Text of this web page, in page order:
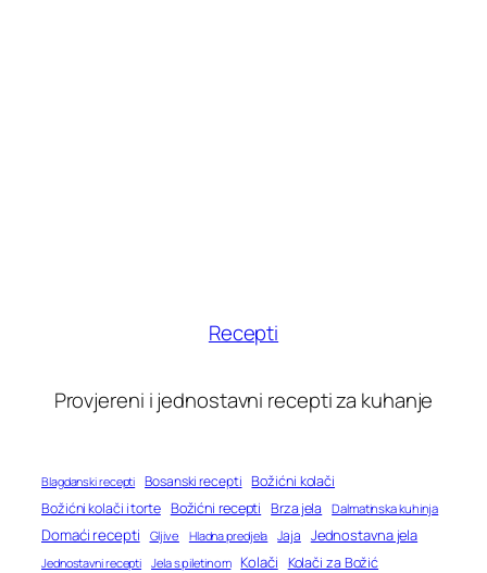
Recepti
Provjereni i jednostavni recepti za kuhanje
Blagdanski recepti Bosanski recepti Božićni kolači
Božićni kolači i torte Božićni recepti Brza jela Dalmatinska kuhinja
Domaći recepti Gljive Hladna predjela Jaja Jednostavna jela
Jednostavni recepti Jela s piletinom Kolači Kolači za Božić